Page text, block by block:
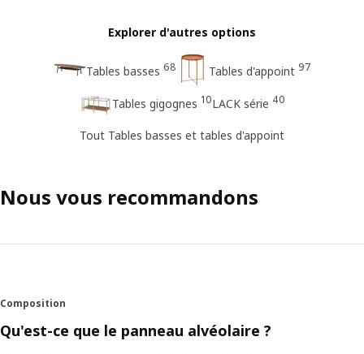
Explorer d'autres options
Tables basses 68 Tables d'appoint 97
Tables gigognes 10LACK série 40
Tout Tables basses et tables d'appoint
Nous vous recommandons
Composition
Qu'est-ce que le panneau alvéolaire ?